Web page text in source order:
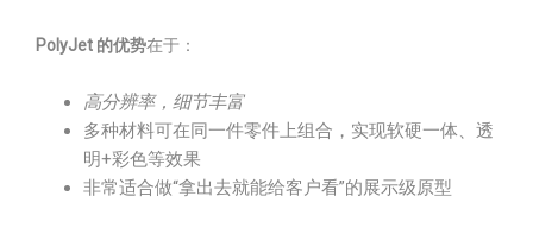
PolyJet 的优势在于：
高分辨率，细节丰富
多种材料可在同一件零件上组合，实现软硬一体、透
明+彩色等效果
非常适合做“拿出去就能给客户看”的展示级原型